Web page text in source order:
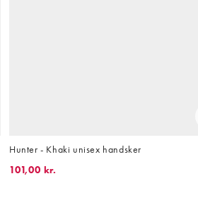
Hunter - Khaki unisex handsker
101,00 kr.